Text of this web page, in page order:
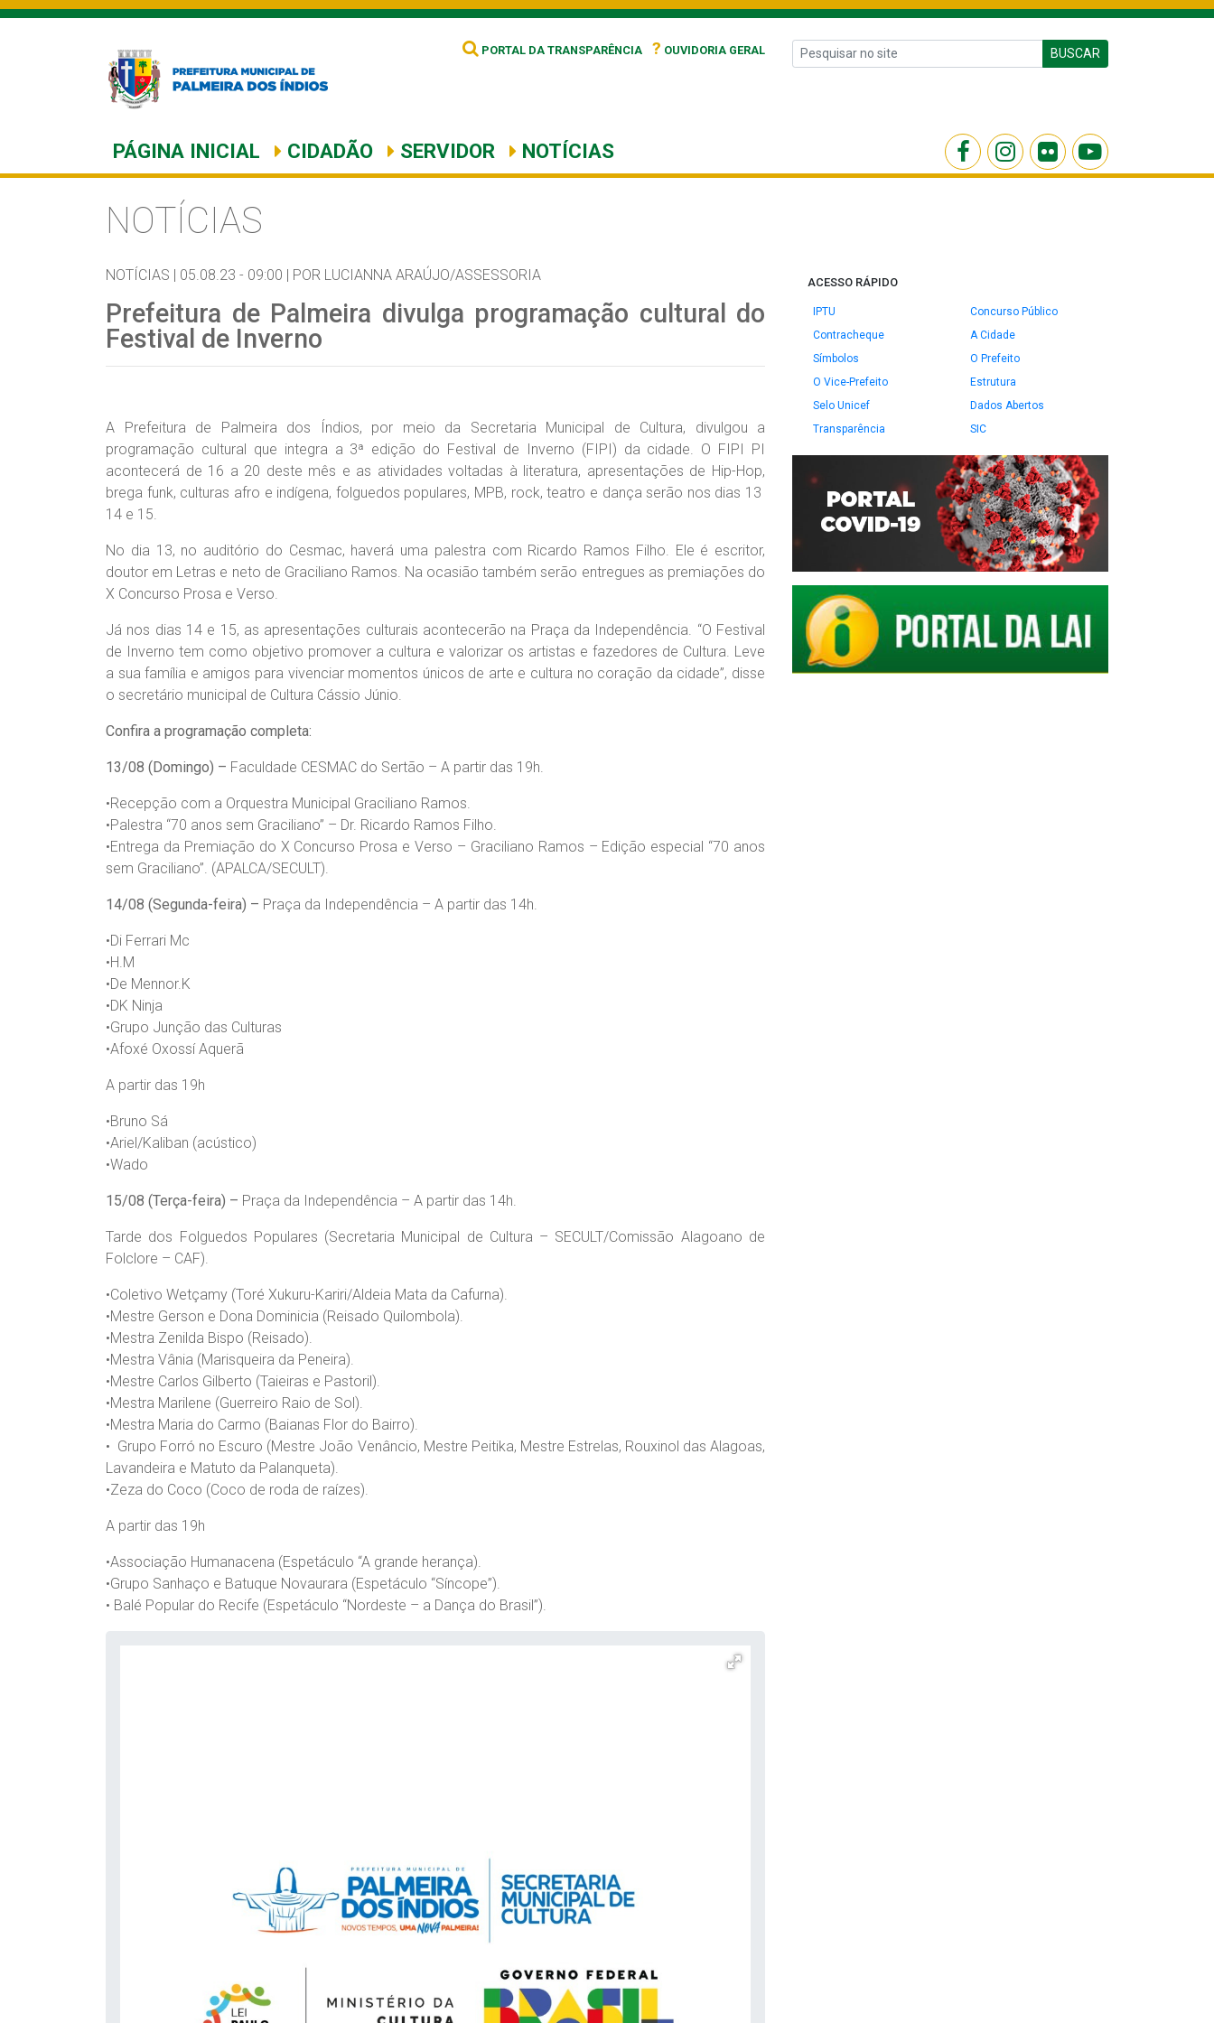
PORTAL DA TRANSPARÊNCIA ? OUVIDORIA GERAL BUSCAR
PÁGINA INICIAL CIDADÃO SERVIDOR NOTÍCIAS
NOTÍCIAS
NOTÍCIAS | 05.08.23 - 09:00 | POR LUCIANNA ARAÚJO/ASSESSORIA
Prefeitura de Palmeira divulga programação cultural do
Festival de Inverno
A Prefeitura de Palmeira dos Índios, por meio da Secretaria Municipal de Cultura, divulgou a
programação cultural que integra a 3ª edição do Festival de Inverno (FIPI) da cidade. O FIPI PI
acontecerá de 16 a 20 deste mês e as atividades voltadas à literatura, apresentações de Hip-Hop,
brega funk, culturas afro e indígena, folguedos populares, MPB, rock, teatro e dança serão nos dias 13
14 e 15.
No dia 13, no auditório do Cesmac, haverá uma palestra com Ricardo Ramos Filho. Ele é escritor,
doutor em Letras e neto de Graciliano Ramos. Na ocasião também serão entregues as premiações do
X Concurso Prosa e Verso.
Já nos dias 14 e 15, as apresentações culturais acontecerão na Praça da Independência. “O Festival
de Inverno tem como objetivo promover a cultura e valorizar os artistas e fazedores de Cultura. Leve
a sua família e amigos para vivenciar momentos únicos de arte e cultura no coração da cidade”, disse
o secretário municipal de Cultura Cássio Júnio.
Confira a programação completa:
13/08 (Domingo) – Faculdade CESMAC do Sertão – A partir das 19h.
•​Recepção com a Orquestra Municipal Graciliano Ramos.
•​Palestra “70 anos sem Graciliano” – Dr. Ricardo Ramos Filho.
•​Entrega da Premiação do X Concurso Prosa e Verso – Graciliano Ramos – Edição especial “70 anos
sem Graciliano”. (APALCA/SECULT).
14/08 (Segunda-feira) – Praça da Independência – A partir das 14h.
•​Di Ferrari Mc
•​H.M
•​De Mennor.K
•​DK Ninja
•​Grupo Junção das Culturas
•​Afoxé Oxossí Aquerã
A partir das 19h
•​Bruno Sá
•​Ariel/Kaliban (acústico)
•​Wado
15/08 (Terça-feira) – Praça da Independência – A partir das 14h.
Tarde dos Folguedos Populares (Secretaria Municipal de Cultura – SECULT/Comissão Alagoano de
Folclore – CAF).
•​Coletivo Wetçamy (Toré Xukuru-Kariri/Aldeia Mata da Cafurna).
•​Mestre Gerson e Dona Dominicia (Reisado Quilombola).
•​Mestra Zenilda Bispo (Reisado).
•​Mestra Vânia (Marisqueira da Peneira).
•​Mestre Carlos Gilberto (Taieiras e Pastoril).
•​Mestra Marilene (Guerreiro Raio de Sol).
•​Mestra Maria do Carmo (Baianas Flor do Bairro).
• ​ Grupo Forró no Escuro (Mestre João Venâncio, Mestre Peitika, Mestre Estrelas, Rouxinol das Alagoas,
Lavandeira e Matuto da Palanqueta).
•​Zeza do Coco (Coco de roda de raízes).
A partir das 19h
•​Associação Humanacena (Espetáculo “A grande herança).
•​Grupo Sanhaço e Batuque Novaurara (Espetáculo “Síncope”).
• Balé Popular do Recife (Espetáculo “Nordeste – a Dança do Brasil”).
ACESSO RÁPIDO
IPTU
Concurso Público
Contracheque
A Cidade
Símbolos
O Prefeito
O Vice-Prefeito
Estrutura
Selo Unicef
Dados Abertos
Transparência
SIC